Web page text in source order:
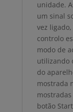
unidade.
um sinal
vez
controlo
modo de
utilizando
do
mostrada
botão